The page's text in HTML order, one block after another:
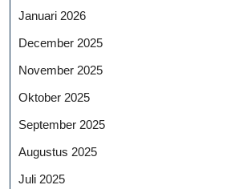
Januari 2026
December 2025
November 2025
Oktober 2025
September 2025
Augustus 2025
Juli 2025